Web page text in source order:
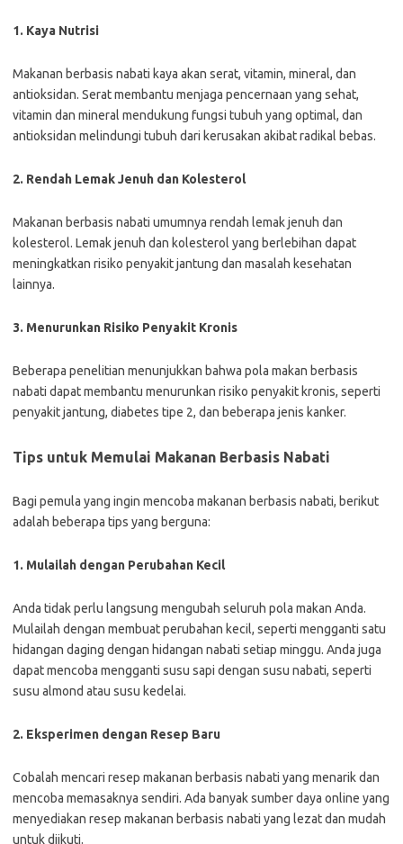
1. Kaya Nutrisi
Makanan berbasis nabati kaya akan serat, vitamin, mineral, dan
antioksidan. Serat membantu menjaga pencernaan yang sehat,
vitamin dan mineral mendukung fungsi tubuh yang optimal, dan
antioksidan melindungi tubuh dari kerusakan akibat radikal bebas.
2. Rendah Lemak Jenuh dan Kolesterol
Makanan berbasis nabati umumnya rendah lemak jenuh dan
kolesterol. Lemak jenuh dan kolesterol yang berlebihan dapat
meningkatkan risiko penyakit jantung dan masalah kesehatan
lainnya.
3. Menurunkan Risiko Penyakit Kronis
Beberapa penelitian menunjukkan bahwa pola makan berbasis
nabati dapat membantu menurunkan risiko penyakit kronis, seperti
penyakit jantung, diabetes tipe 2, dan beberapa jenis kanker.
Tips untuk Memulai Makanan Berbasis Nabati
Bagi pemula yang ingin mencoba makanan berbasis nabati, berikut
adalah beberapa tips yang berguna:
1. Mulailah dengan Perubahan Kecil
Anda tidak perlu langsung mengubah seluruh pola makan Anda.
Mulailah dengan membuat perubahan kecil, seperti mengganti satu
hidangan daging dengan hidangan nabati setiap minggu. Anda juga
dapat mencoba mengganti susu sapi dengan susu nabati, seperti
susu almond atau susu kedelai.
2. Eksperimen dengan Resep Baru
Cobalah mencari resep makanan berbasis nabati yang menarik dan
mencoba memasaknya sendiri. Ada banyak sumber daya online yang
menyediakan resep makanan berbasis nabati yang lezat dan mudah
untuk diikuti.